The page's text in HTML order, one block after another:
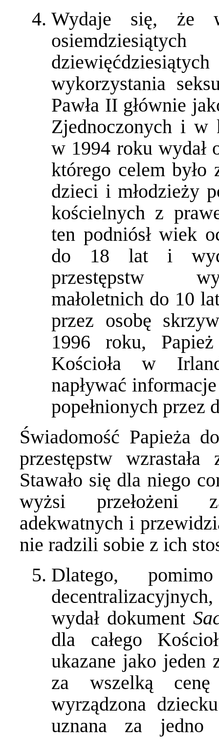
Wydaje się, że
wykorzystania
Pawła II głównie
Zjednoczonych i w
w 1994 roku wydał
którego celem było
dzieci i młodzieży
kościelnych z
ten podniósł wiek
do 18 lat i
przestępstw
małoletnich do 10
przez osobę
1996 roku,
Kościoła w
napływać
popełnionych przez
Świadomość Papieża
przestępstw
Stawało się dla niego
wyżsi przełożeni
adekwatnych i
nie radzili sobie z ich
Dlatego,
wydał dokument
dla całego
ukazane jako jeden
za wszelką
wyrządzona
uznana za jedno